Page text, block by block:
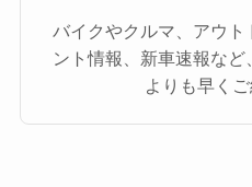
バイクやクルマ、アウ
ント情報、新車速報など
よりも早く